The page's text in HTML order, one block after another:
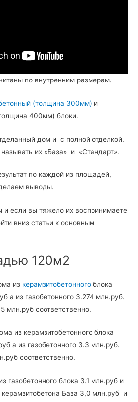
по внутренним размерам.
(толщина 300мм) и
400мм) блоки.
дом и с полной отделкой.
их «База» и «Стандарт».
по каждой из площадей,
выводы.
если вы тяжело их воспринимаете
вниз статьи к основным
120м2
из керамзитобетонного блока
а из газобетонного 3.274 млн.руб.
млн.руб соответственно.
из керамзитобетонного блока
а из газобетонного 3.3 млн.руб.
соответственно.
газобетонного блока 3.1 млн.руб и
База 3,0 млн.руб и